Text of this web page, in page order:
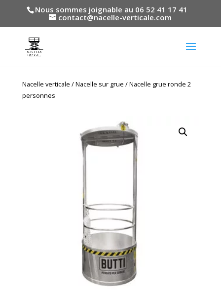
Nous sommes joignable au 06 52 41 17 41
contact@nacelle-verticale.com
Nacelle verticale /Nacelle sur grue / Nacelle grue ronde 2
personnes